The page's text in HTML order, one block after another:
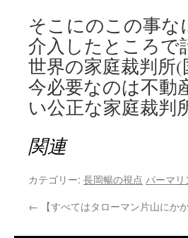
そこにのこの事な
介入したところで
世界の家庭裁判所
今必要なのは不
い公正な家庭裁判
関連
カテゴリー: 長岡暢の視点 パーマリ
← 【すべてはタローマン片山にか